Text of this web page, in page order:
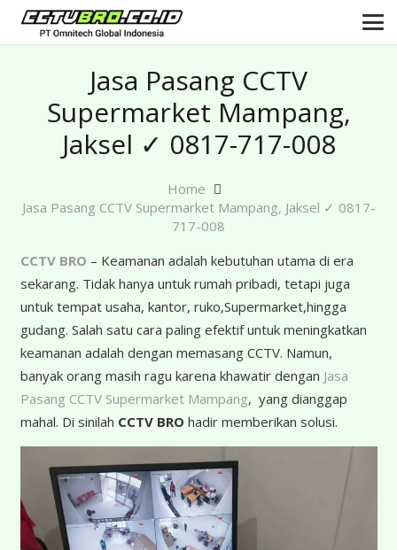
Jasa Pasang CCTV
Supermarket Mampang,
Jaksel ✓ 0817-717-008
Home
Jasa Pasang CCTV Supermarket Mampang, Jaksel ✓ 0817-
717-008
CCTV BRO – Keamanan adalah kebutuhan utama di era
sekarang. Tidak hanya untuk rumah pribadi, tetapi juga
untuk tempat usaha, kantor, ruko,Supermarket,hingga
gudang. Salah satu cara paling efektif untuk meningkatkan
keamanan adalah dengan memasang CCTV. Namun,
banyak orang masih ragu karena khawatir dengan Jasa
Pasang CCTV Supermarket Mampang, yang dianggap
mahal. Di sinilah CCTV BRO hadir memberikan solusi.